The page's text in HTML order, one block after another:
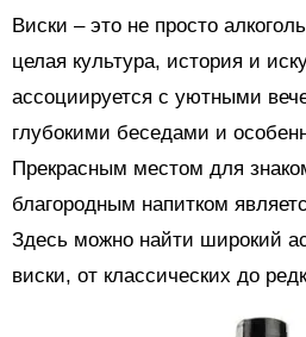
Виски – это не просто
целая культура, история и
ассоциируется с уютными
глубокими беседами и
Прекрасным местом для
благородным напитком
Здесь можно найти широкий
виски, от классических до